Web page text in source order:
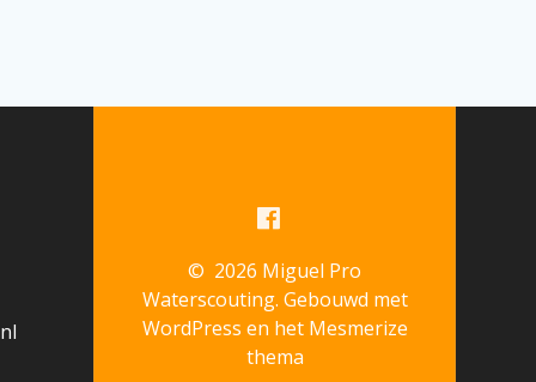
© 2026 Miguel Pro
Waterscouting. Gebouwd met
WordPress en het Mesmerize
thema